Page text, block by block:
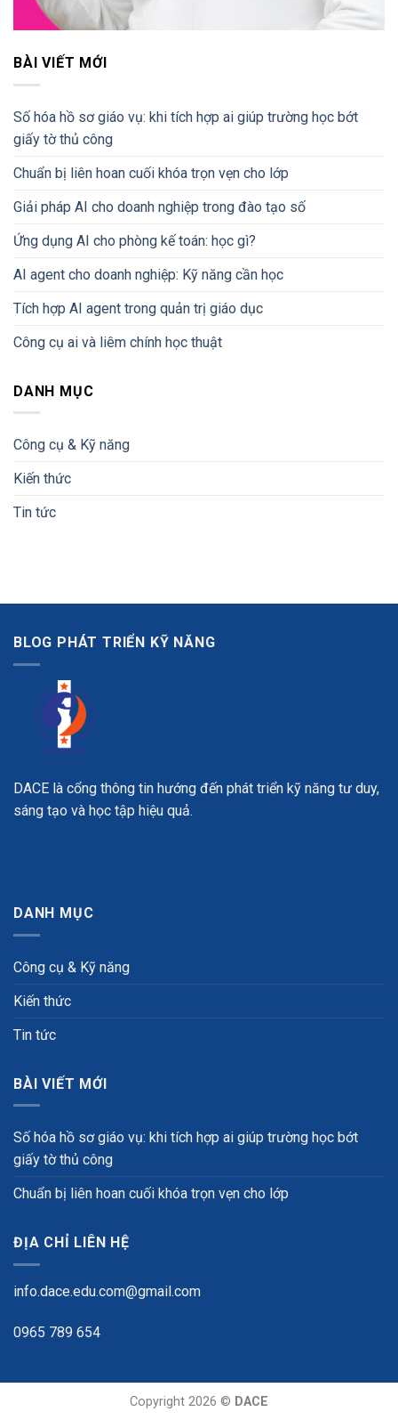
BÀI VIẾT MỚI
Số hóa hồ sơ giáo vụ: khi tích hợp ai giúp trường học bớt
giấy tờ thủ công
Chuẩn bị liên hoan cuối khóa trọn vẹn cho lớp
Giải pháp AI cho doanh nghiệp trong đào tạo số
Ứng dụng AI cho phòng kế toán: học gì?
AI agent cho doanh nghiệp: Kỹ năng cần học
Tích hợp AI agent trong quản trị giáo dục
Công cụ ai và liêm chính học thuật
DANH MỤC
Công cụ & Kỹ năng
Kiến thức
Tin tức
BLOG PHÁT TRIỂN KỸ NĂNG
DACE là cổng thông tin hướng đến phát triển kỹ năng tư duy,
sáng tạo và học tập hiệu quả.
DANH MỤC
Công cụ & Kỹ năng
Kiến thức
Tin tức
BÀI VIẾT MỚI
Số hóa hồ sơ giáo vụ: khi tích hợp ai giúp trường học bớt
giấy tờ thủ công
Chuẩn bị liên hoan cuối khóa trọn vẹn cho lớp
ĐỊA CHỈ LIÊN HỆ
info.dace.edu.com@gmail.com
0965 789 654
Copyright 2026 © DACE